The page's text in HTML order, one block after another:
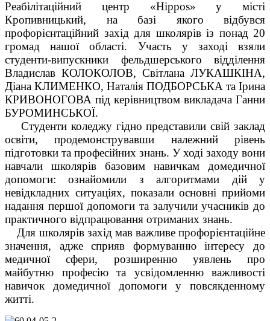
Реабілітаційний центр «Hippos» у місті
Кропивницький, на базі якого відбувся
профорієнтаційний захід для школярів із понад 20
громад нашої області. Участь у заході взяли
студенти-випускники фельдшерського відділення
Владислав КОЛОКОЛОВ, Світлана ЛУКАШКІНА,
Діана КЛИМЕНКО, Наталія ПОДБОРСЬКА та Ірина
КРИВОНОГОВА під керівництвом викладача Ганни
БУРОМИНСЬКОЇ.
Студенти коледжу гідно представили свій заклад
освіти, продемонструвавши належний рівень
підготовки та професійних знань. У ході заходу вони
навчали школярів базовим навичкам домедичної
допомоги: ознайомили з алгоритмами дій у
невідкладних ситуаціях, показали основні прийоми
надання першої допомоги та залучили учасників до
практичного відпрацювання отриманих знань.
Для школярів захід мав важливе профорієнтаційне
значення, адже сприяв формуванню інтересу до
медичної сфери, розширенню уявлень про
майбутню професію та усвідомленню важливості
навичок домедичної допомоги у повсякденному
житті.